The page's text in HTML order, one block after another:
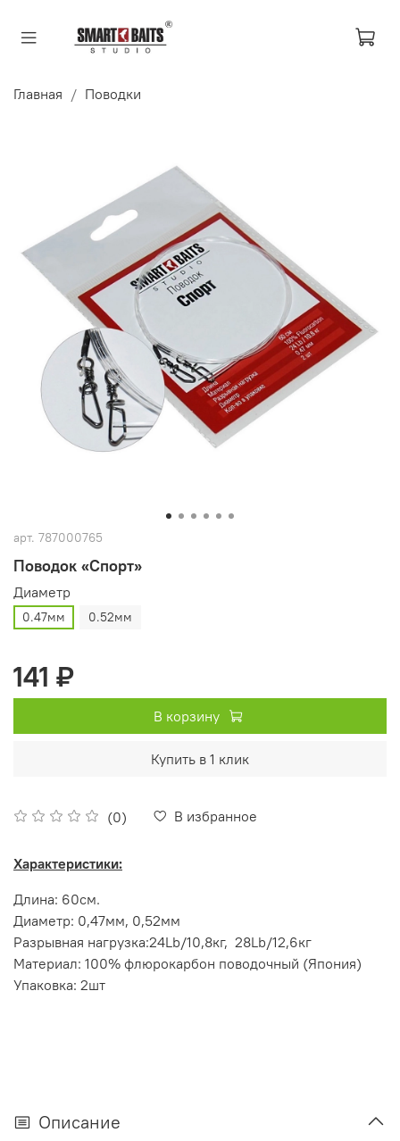
Главная Поводки
арт. 787000765
Поводок «Спорт»
(0) В избранное
Диаметр
0.47мм 0.52мм
141 ₽
В корзину
Купить в 1 клик
Характеристики:
Длина: 60см.
Диаметр: 0,47мм, 0,52мм
Разрывная нагрузка:24Lb/10,8кг, 28Lb/12,6кг
Материал: 100% флюрокарбон поводочный (Япония)
Упаковка: 2шт
Описание